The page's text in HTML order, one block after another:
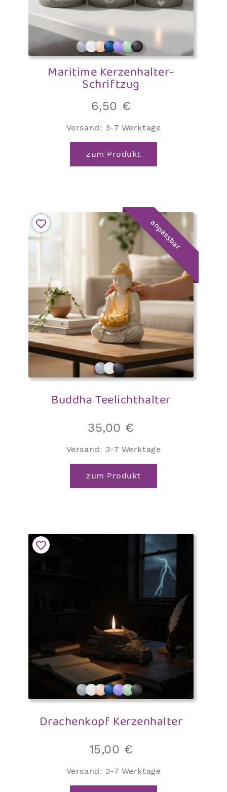
Maritime Kerzenhalter-
Schriftzug
6,50 €
Versand: 3-7 Werktage
zum Produkt
anpassbar
Buddha Teelichthalter
35,00 €
Versand: 3-7 Werktage
zum Produkt
Drachenkopf Kerzenhalter
15,00 €
Versand: 3-7 Werktage